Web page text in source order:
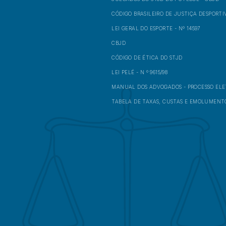
CÓDIGO BRASILEIRO DE JUSTIÇA
LEI GERAL DO ESPORTE - Nº 14597
CBJD
CÓDIGO DE ÉTICA DO STJD
LEI PELÉ - N º 9615/98
MANUAL DOS ADVOGADOS - PROCESSO
TABELA DE TAXAS, CUSTAS E